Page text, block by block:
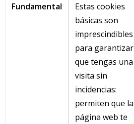
Fundamental
Estas cookies
básicas son
imprescindibles
para garantizar
que tengas una
visita sin
incidencias:
permiten que la
página web te